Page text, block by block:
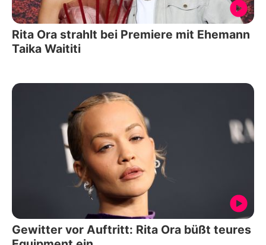
Rita Ora strahlt bei Premiere mit Ehemann
Taika Waititi
Gewitter vor Auftritt: Rita Ora büßt teures